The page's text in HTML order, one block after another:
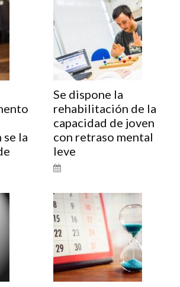
la
Se dispone la
rehabilitación de la
capacidad de joven
con retraso mental
leve